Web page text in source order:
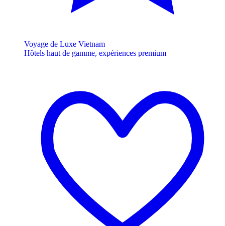
Voyage de Luxe Vietnam
Hôtels haut de gamme, expériences premium